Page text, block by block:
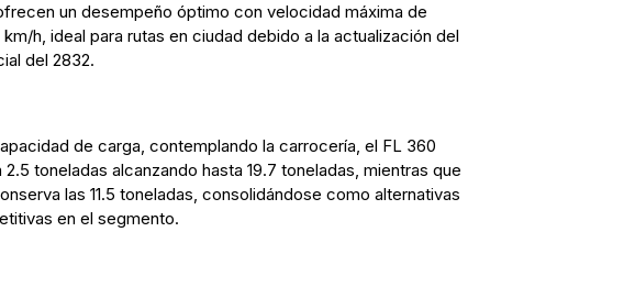
un desempeño óptimo con velocidad máxima de
h, ideal para rutas en ciudad debido a la actualización del
del 2832.
de carga, contemplando la carrocería, el FL 360
toneladas alcanzando hasta 19.7 toneladas, mientras que
las 11.5 toneladas, consolidándose como alternativas
en el segmento.